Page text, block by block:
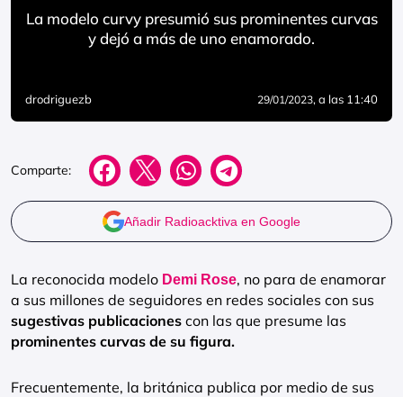
La modelo curvy presumió sus prominentes curvas
y dejó a más de uno enamorado.
drodriguezb 29/01/2023, a las 11:40
Comparte:
Añadir Radioacktiva en Google
La reconocida modelo Demi Rose, no para de enamorar
a sus millones de seguidores en redes sociales con sus
sugestivas publicaciones con las que presume las
prominentes curvas de su figura.
Frecuentemente, la británica publica por medio de sus